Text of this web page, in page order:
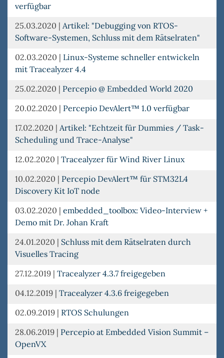
verfügbar
25.03.2020 | Artikel: "Debugging von RTOS-
Software-Systemen, Schluss mit dem Rätselraten"
02.03.2020 | Linux-Systeme schneller entwickeln
mit Tracealyzer 4.4
25.02.2020 | Percepio @ Embedded World 2020
20.02.2020 | Percepio DevAlert™ 1.0 verfügbar
17.02.2020 | Artikel: "Echtzeit für Dummies / Task-
Scheduling und Trace-Analyse"
12.02.2020 | Tracealyzer für Wind River Linux
10.02.2020 | Percepio DevAlert™ für STM32L4
Discovery Kit IoT node
03.02.2020 | embedded_toolbox: Video-Interview +
Demo mit Dr. Johan Kraft
24.01.2020 | Schluss mit dem Rätselraten durch
Visuelles Tracing
27.12.2019 | Tracealyzer 4.3.7 freigegeben
04.12.2019 | Tracealyzer 4.3.6 freigegeben
02.09.2019 | RTOS Schulungen
28.06.2019 | Percepio at Embedded Vision Summit –
OpenVX